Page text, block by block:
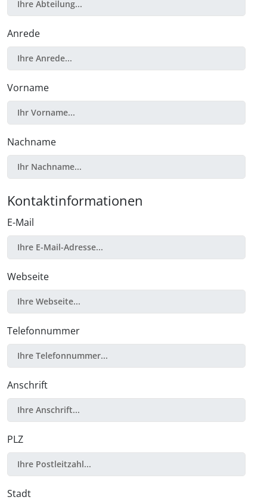
Anrede
Vorname
Nachname
Kontaktinformationen
E-Mail
Webseite
Telefonnummer
Anschrift
PLZ
Stadt